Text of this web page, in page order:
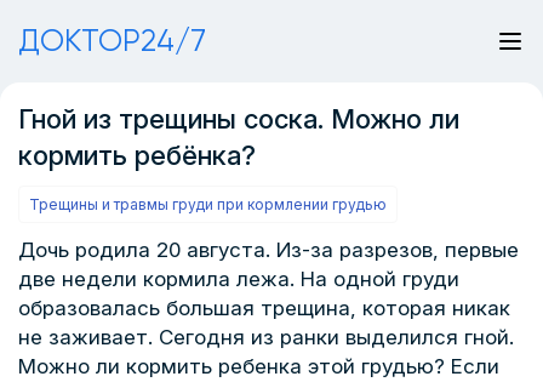
ДОКТОР24/7
Гной из трещины соска. Можно ли
кормить ребёнка?
Трещины и травмы груди при кормлении грудью
Дочь родила 20 августа. Из-за разрезов, первые
две недели кормила лежа. На одной груди
образовалась большая трещина, которая никак
не заживает. Сегодня из ранки выделился гной.
Можно ли кормить ребенка этой грудью? Если